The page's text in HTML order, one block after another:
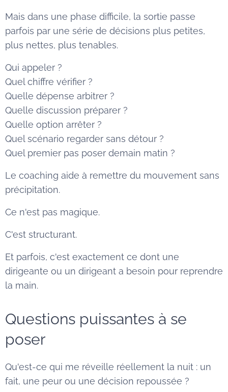
Mais dans une phase difficile, la sortie passe
parfois par une série de décisions plus petites,
plus nettes, plus tenables.
Qui appeler ?
Quel chiffre vérifier ?
Quelle dépense arbitrer ?
Quelle discussion préparer ?
Quelle option arrêter ?
Quel scénario regarder sans détour ?
Quel premier pas poser demain matin ?
Le coaching aide à remettre du mouvement sans
précipitation.
Ce n'est pas magique.
C'est structurant.
Et parfois, c'est exactement ce dont une
dirigeante ou un dirigeant a besoin pour reprendre
la main.
Questions puissantes à se
poser
Qu'est-ce qui me réveille réellement la nuit : un
fait, une peur ou une décision repoussée ?